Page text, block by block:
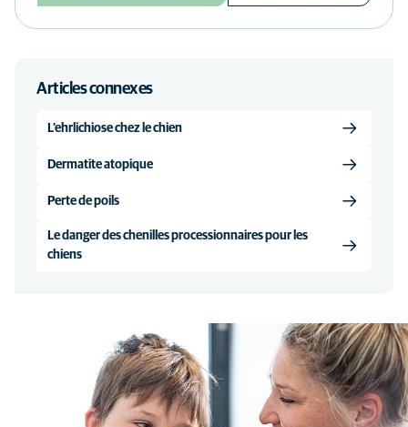
Articles connexes
L’ehrlichiose chez le chien
Dermatite atopique
Perte de poils
Le danger des chenilles processionnaires pour les
chiens